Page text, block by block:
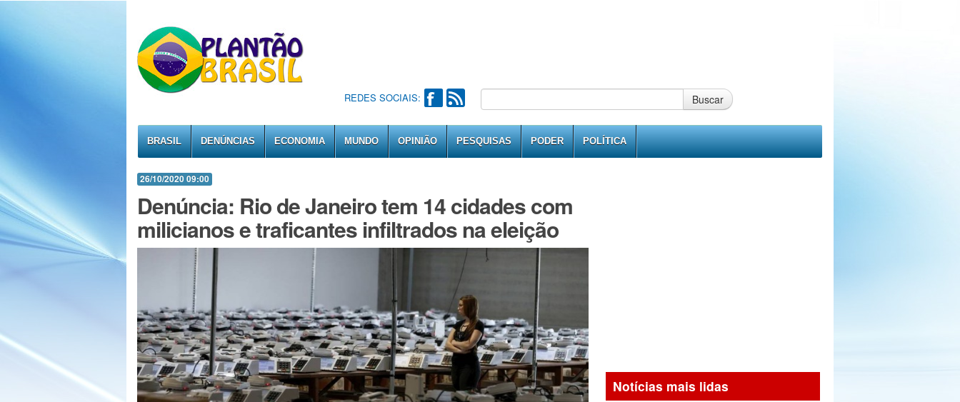
REDES SOCIAIS: Buscar
BRASIL DENÚNCIAS ECONOMIA MUNDO OPINIÃO PESQUISAS PODER POLÍTICA
26/10/2020 09:00
Denúncia: Rio de Janeiro tem 14 cidades com
milicianos e traficantes infiltrados na eleição
Notícias mais lidas